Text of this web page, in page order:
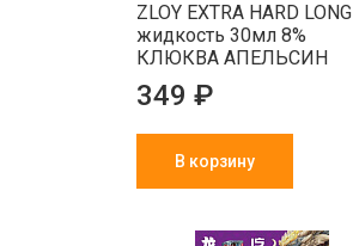
ZLOY EXTRA HARD LONG
жидкость 30мл 8%
КЛЮКВА АПЕЛЬСИН
349 ₽
В корзину